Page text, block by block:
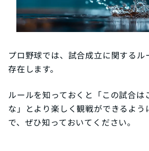
プロ野球では、試合成立に関するル
存在します。
ルールを知っておくと「この試合は
な」とより楽しく観戦ができるよう
で、ぜひ知っておいてください。